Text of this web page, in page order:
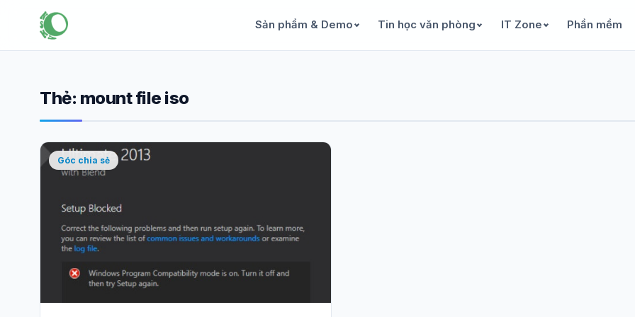
Sản phẩm & Demo Tin học văn phòng IT Zone Phần mềm
Thẻ: mount file iso
Góc chia sẻ